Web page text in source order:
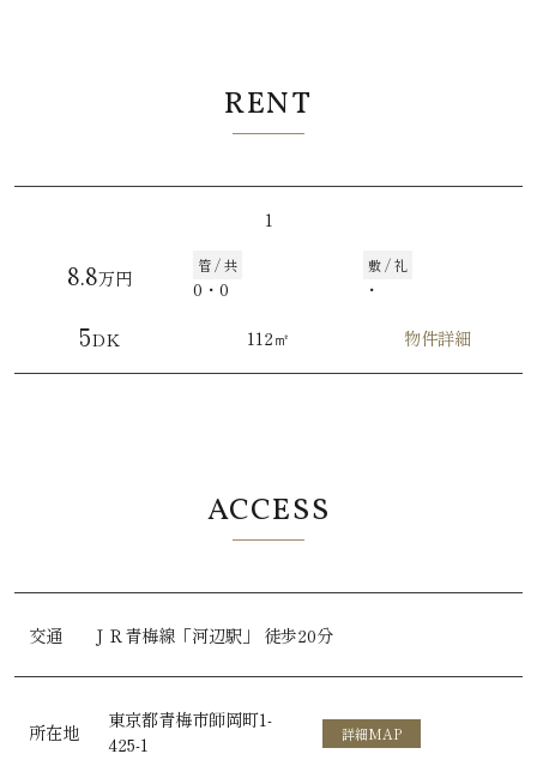
RENT
1
8.8万円 管 / 共
0・0
敷 / 礼
・
5DK 112㎡ 物件詳細
ACCESS
交通 ＪＲ青梅線 「河辺駅」 徒歩20分
所在地
東京都青梅市師岡町1-
425-1
詳細MAP